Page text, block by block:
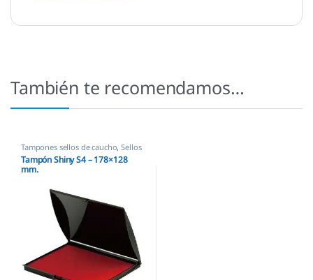
También te recomendamos…
Tampones sellos de caucho,Sellos
empresas
Tampón Shiny S4 – 178×128
mm.